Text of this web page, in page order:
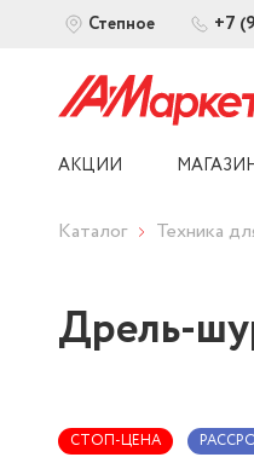
Степное +7
АКЦИИ
Каталог Техника
Дрель-
СТОП-ЦЕНА